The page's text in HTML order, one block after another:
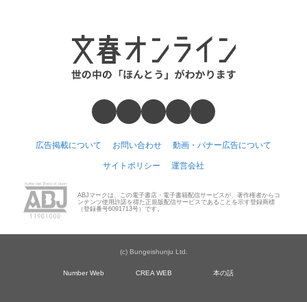
広告掲載について お問い合わせ 動画・バナー広告について
サイトポリシー 運営会社
ABJマークは、この電子書店・電子書籍配信サービスが、著作権者からコ
ンテンツ使用許諾を得た正規版配信サービスであることを示す登録商標
（登録番号6091713号）です。
(c) Bungeishunju Ltd.
Number Web CREA WEB 本の話